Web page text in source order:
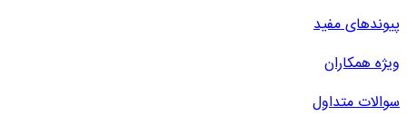
پیوندهای مفید
ویژه همکاران
سوالات متداول